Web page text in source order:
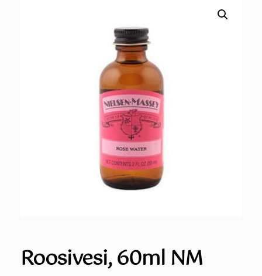
Roosivesi, 60ml NM